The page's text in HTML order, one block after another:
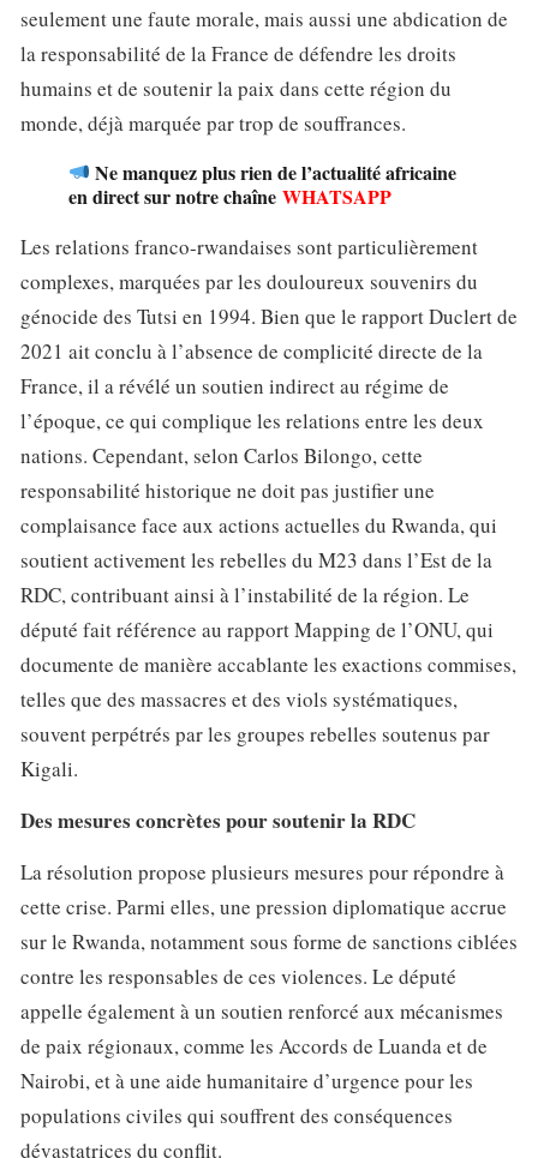
seulement une faute morale, mais aussi une abdication de
la responsabilité de la France de défendre les droits
humains et de soutenir la paix dans cette région du
monde, déjà marquée par trop de souffrances.
Ne manquez plus rien de l’actualité africaine
en direct sur notre chaîne WHATSAPP
Les relations franco-rwandaises sont particulièrement
complexes, marquées par les douloureux souvenirs du
génocide des Tutsi en 1994. Bien que le rapport Duclert de
2021 ait conclu à l’absence de complicité directe de la
France, il a révélé un soutien indirect au régime de
l’époque, ce qui complique les relations entre les deux
nations. Cependant, selon Carlos Bilongo, cette
responsabilité historique ne doit pas justifier une
complaisance face aux actions actuelles du Rwanda, qui
soutient activement les rebelles du M23 dans l’Est de la
RDC, contribuant ainsi à l’instabilité de la région. Le
député fait référence au rapport Mapping de l’ONU, qui
documente de manière accablante les exactions commises,
telles que des massacres et des viols systématiques,
souvent perpétrés par les groupes rebelles soutenus par
Kigali.
Des mesures concrètes pour soutenir la RDC
La résolution propose plusieurs mesures pour répondre à
cette crise. Parmi elles, une pression diplomatique accrue
sur le Rwanda, notamment sous forme de sanctions ciblées
contre les responsables de ces violences. Le député
appelle également à un soutien renforcé aux mécanismes
de paix régionaux, comme les Accords de Luanda et de
Nairobi, et à une aide humanitaire d’urgence pour les
populations civiles qui souffrent des conséquences
dévastatrices du conflit.